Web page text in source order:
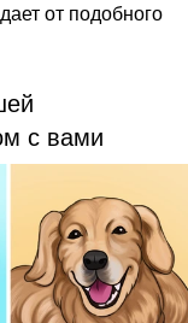
от подобного
с вами